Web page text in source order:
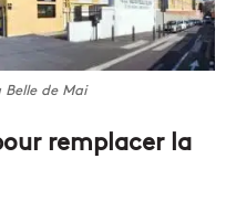
de Mai
remplacer la